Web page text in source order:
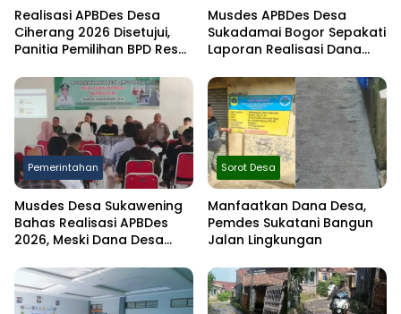
Realisasi APBDes Desa
Ciherang 2026 Disetujui,
Panitia Pemilihan BPD Resmi
Musdes APBDes Desa
Sukadamai Bogor Sepakati
Laporan Realisasi Dana
Pemerintahan
Musdes Desa Sukawening
Bahas Realisasi APBDes
2026, Meski Dana Desa
Tetap Dibangun
Sorot Desa
Manfaatkan Dana Desa,
Pemdes Sukatani Bangun
Jalan Lingkungan